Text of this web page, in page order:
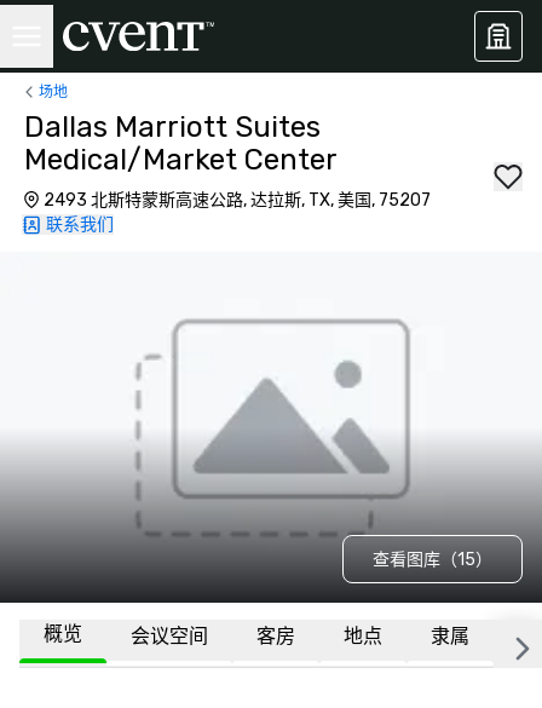
场地
Dallas Marriott Suites
Medical/Market Center
2493 北斯特蒙斯高速公路, 达拉斯, TX, 美国, 75207
联系我们
查看图库（15）
概览 会议空间 客房 地点 隶属 更